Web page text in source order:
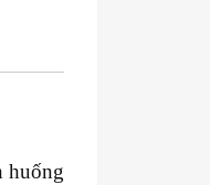
huống